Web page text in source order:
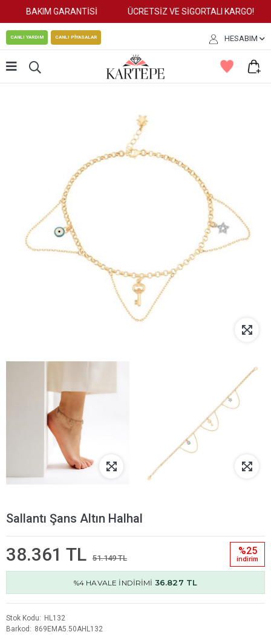
BAKIM GARANTİSİ ÜCRETSİZ VE SİGORTALI KARGO!
CANLI YARDIM CANLI PİYASALAR HESABIM
Sallantı Şans Altın Halhal
38.361 TL 51.149 TL
%25
i̇ndi̇ri̇m
%4 HAVALE İNDİRİMİ 36.827 TL
Stok Kodu
HL132
Barkod
869EMA5.50AHL132